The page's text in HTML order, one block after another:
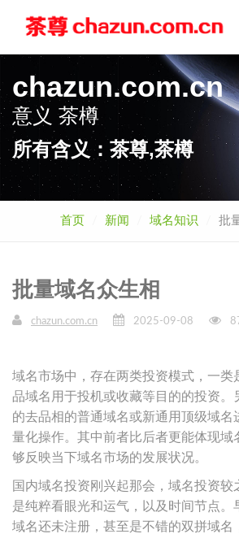
chazun.com.cn
意义茶樽
所有含义：茶尊,茶樽
首页 新闻 域名知识 批
批量域名众生相
chazun.com.cn 2025-09-08
域名市场中，存在两类投资模式，一类
品域名用于投机或收藏等目的的投资。
的去品相的普通域名或新通用顶级域名
量化操作。其中前者比后者更能体现域
够反映当下域名市场的发展状况。
国内域名投资刚兴起那会，域名投资较
是纯粹看眼光和运气，以及时间节点。
域名还未注册，甚至是不错的双拼域名